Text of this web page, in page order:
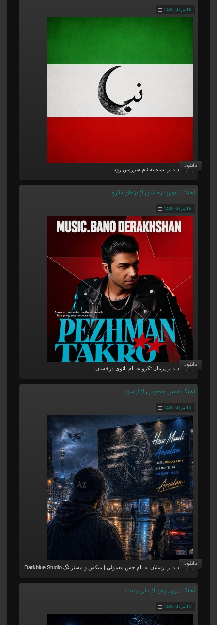
16 مرداد 1405
آهنگ جدید از نیماه به نام سرزمینِ رویا
دانلود
آهنگ بانوی درخشان از پژمان تکرو
16 مرداد 1405
آهنگ جدید از پژمان تکرو به نام بانوی درخشان
دانلود
آهنگ حس معمولی از ارسلان
15 مرداد 1405
آهنگ جدید از ارسلان به نام حس معمولی | میکس و مسترینگ Darkblue Studio
دانلود
آهنگ بزن بارون از علی راستاد
15 مرداد 1405